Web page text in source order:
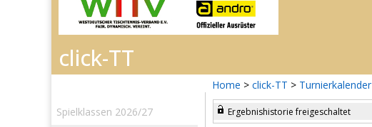
Home > click-TT > Turnierkalender
Spielklassen 2026/27
Ergebnishistorie freigeschaltet